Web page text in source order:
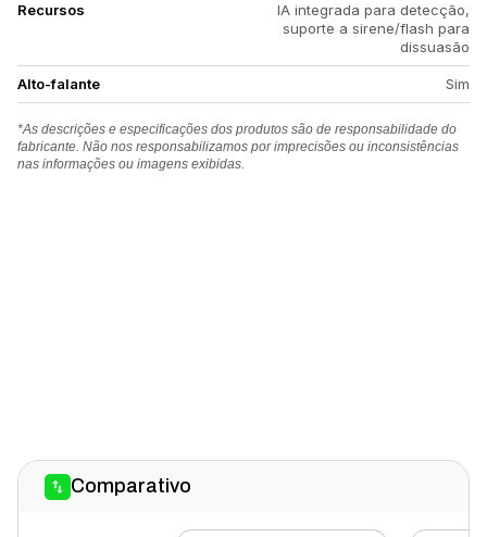
Recursos
IA integrada para detecção,
suporte a sirene/flash para
dissuasão
Alto-falante Sim
*As descrições e especificações dos produtos são de responsabilidade do
fabricante. Não nos responsabilizamos por imprecisões ou inconsistências
nas informações ou imagens exibidas.
Comparativo